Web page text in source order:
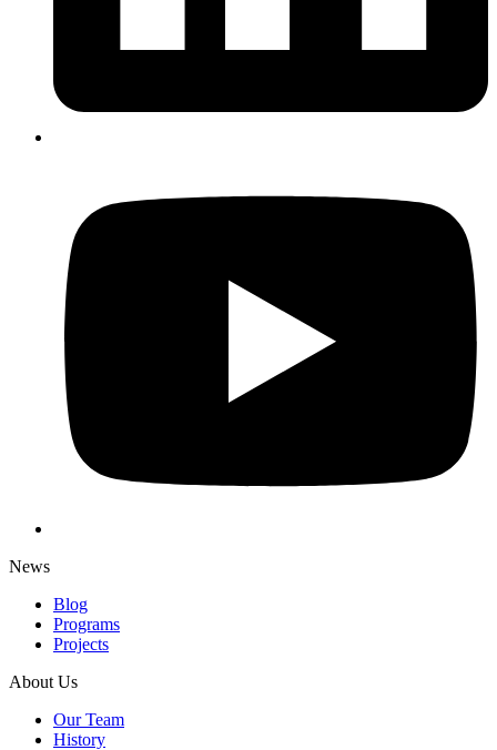
News
Blog
Programs
Projects
About Us
Our Team
History